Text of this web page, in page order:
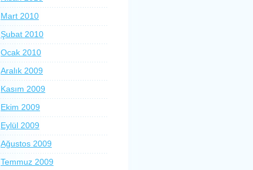
Mart 2010
Şubat 2010
Ocak 2010
Aralık 2009
Kasım 2009
Ekim 2009
Eylül 2009
Ağustos 2009
Temmuz 2009